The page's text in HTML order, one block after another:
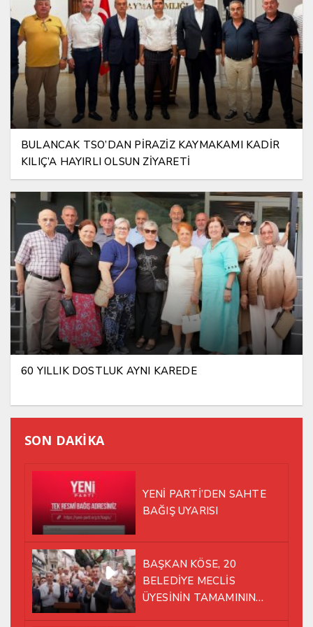
BULANCAK TSO’DAN PİRAZİZ KAYMAKAMI KADİR
KILIÇ’A HAYIRLI OLSUN ZİYARETİ
60 YILLIK DOSTLUK AYNI KAREDE
SON DAKİKA
YENİ PARTİ’DEN SAHTE
BAĞIŞ UYARISI
BAŞKAN KÖSE, 20
BELEDİYE MECLİS
ÜYESİNİN TAMAMININ